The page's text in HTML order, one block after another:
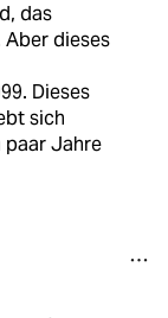
das
dieses
Dieses
sich
paar Jahre